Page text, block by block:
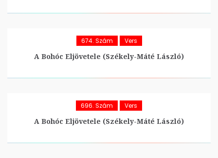
674. Szám Vers
A Bohóc Eljövetele (Székely-Máté László)
696. Szám Vers
A Bohóc Eljövetele (Székely-Máté László)